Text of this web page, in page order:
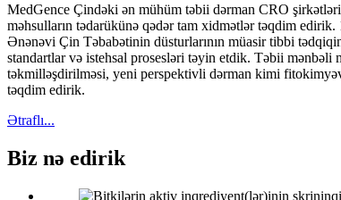
MedGence Çindəki ən mühüm təbii dərman CRO
məhsulların tədarükünə qədər tam xidmətlər təqdim edirik.
Ənənəvi Çin Təbabətinin düsturlarının müasir tibbi
standartlar və istehsal prosesləri təyin etdik. Təbii mənbəli
təkmilləşdirilməsi, yeni perspektivli dərman kimi
təqdim edirik.
Ətraflı...
Biz nə edirik